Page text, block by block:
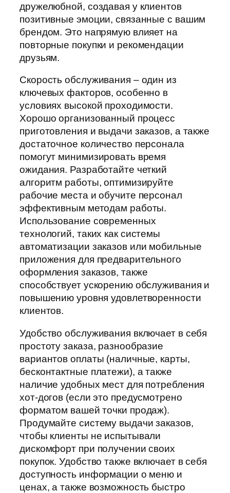
дружелюбной, создавая у клиентов
позитивные эмоции, связанные с вашим
брендом. Это напрямую влияет на
повторные покупки и рекомендации
друзьям.
Скорость обслуживания – один из
ключевых факторов, особенно в
условиях высокой проходимости.
Хорошо организованный процесс
приготовления и выдачи заказов, а также
достаточное количество персонала
помогут минимизировать время
ожидания. Разработайте четкий
алгоритм работы, оптимизируйте
рабочие места и обучите персонал
эффективным методам работы.
Использование современных
технологий, таких как системы
автоматизации заказов или мобильные
приложения для предварительного
оформления заказов, также
способствует ускорению обслуживания и
повышению уровня удовлетворенности
клиентов.
Удобство обслуживания включает в себя
простоту заказа, разнообразие
вариантов оплаты (наличные, карты,
бесконтактные платежи), а также
наличие удобных мест для потребления
хот-догов (если это предусмотрено
форматом вашей точки продаж).
Продумайте систему выдачи заказов,
чтобы клиенты не испытывали
дискомфорт при получении своих
покупок. Удобство также включает в себя
доступность информации о меню и
ценах, а также возможность быстро